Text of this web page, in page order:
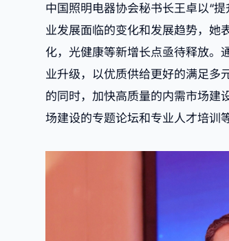
中国照明电器协会秘书长王卓以“
业发展面临的变化和发展趋势，她
化，光健康等新增长点亟待释放。
业升级，以优质供给更好的满足多
的同时，加快高质量的内需市场建
场建设的专题论坛和专业人才培训